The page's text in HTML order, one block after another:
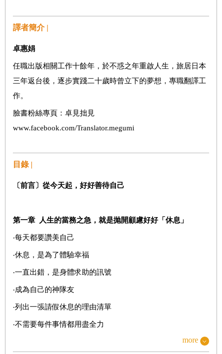
譯者簡介 |
卓惠娟
任職出版相關工作十餘年，於不惑之年重啟人生，旅居日本
三年返台後，逐步實踐二十歲時曾立下的夢想，專職翻譯工
作。
臉書粉絲專頁：卓見拙見
www.facebook.com/Translator.megumi
目錄 |
〔前言〕從今天起，好好善待自己
第一章 人生的當務之急，就是抛開顧慮好好「休息」
‧每天都要讚美自己
‧休息，是為了體驗幸福
‧一直出錯，是身體求助的訊號
‧成為自己的神隊友
‧列出一張請假休息的理由清單
‧不需要每件事情都用盡全力
more